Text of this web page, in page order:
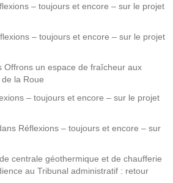
– toujours et encore – sur le projet
– toujours et encore – sur le projet
Offrons un espace de fraîcheur aux
la Roue
– toujours et encore – sur le projet
Réflexions – toujours et encore – sur
centrale géothermique et de chaufferie
au Tribunal administratif : retour